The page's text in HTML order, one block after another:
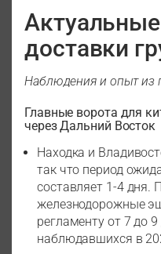
доставки
Наблюдения и опыт из
Главные ворота для
через Дальний Восток
Находка и
так что период
составляет 1-4 дня.
железнодорожные
регламенту от 7 до
наблюдавшихся в